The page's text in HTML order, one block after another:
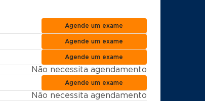
Agende um exame
Agende um exame
Agende um exame
Não necessita agendamento
Agende um exame
Não necessita agendamento